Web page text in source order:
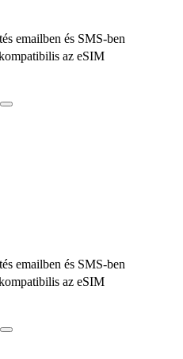
emailben és SMS-ben
az eSIM
emailben és SMS-ben
az eSIM